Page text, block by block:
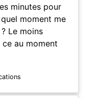
minutes pour
moment me
Le moins
au moment